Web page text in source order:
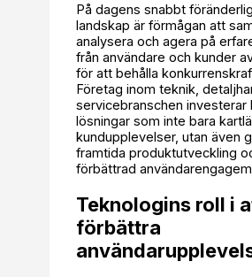
På dagens snabbt
landskap är förmågan att
analysera och agera på
från användare och kunder
för att behålla
Företag inom teknik,
servicebranschen investerar
lösningar som inte bara
kundupplevelser, utan även
framtida produktutveckling
förbättrad
Teknologins roll i
förbättra